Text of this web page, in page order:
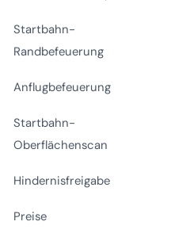
Startbahn-
Randbefeuerung
Anflugbefeuerung
Startbahn-
Oberflächenscan
Hindernisfreigabe
Preise